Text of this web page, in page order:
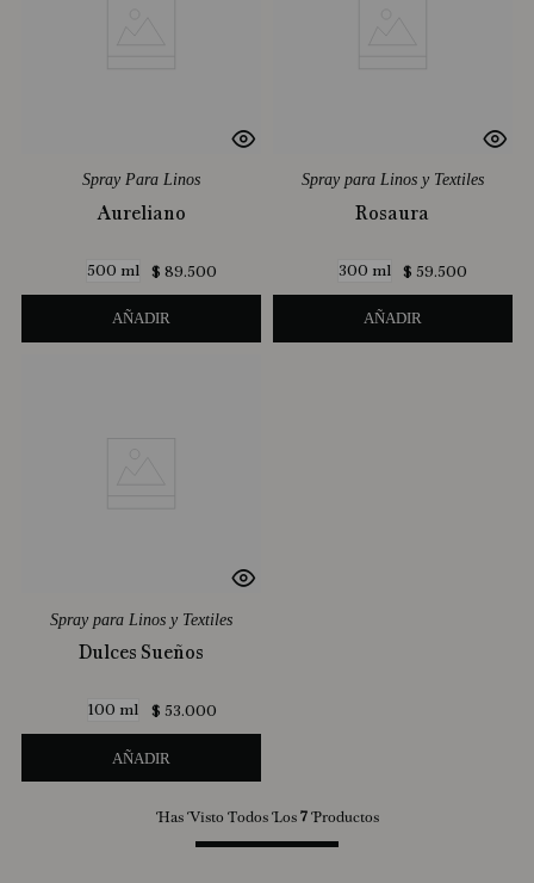
Spray Para Linos
Aureliano
500 ml $ 89.500
AÑADIR
Spray para Linos y Textiles
Rosaura
300 ml $ 59.500
AÑADIR
Spray para Linos y Textiles
Dulces Sueños
100 ml $ 53.000
AÑADIR
Has Visto Todos Los 7Productos